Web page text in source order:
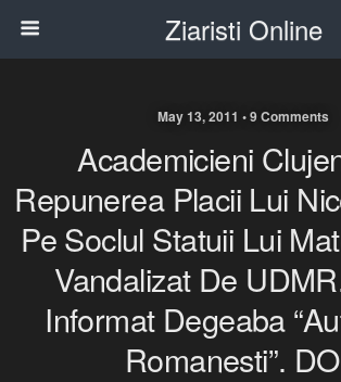
Ziaristi Online
May 13, 2011 • 9 Comments
Academicieni
Repunerea Placii Lui
Pe Soclul Statuii Lui
Vandalizat De
Informat Degeaba
Romanesti”.